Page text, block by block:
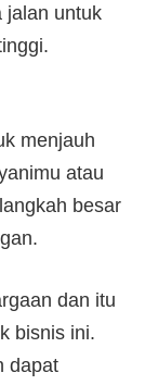
jalan untuk
menjauh
atau
besar
dan itu
bisnis ini.
dapat